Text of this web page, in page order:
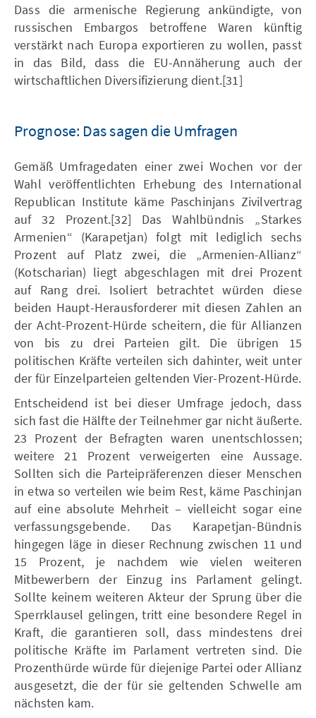
Dass die armenische Regierung ankündigte, von
russischen Embargos betroffene Waren künftig
verstärkt nach Europa exportieren zu wollen, passt
in das Bild, dass die EU-Annäherung auch der
wirtschaftlichen Diversifizierung dient.[31]
Prognose: Das sagen die Umfragen
Gemäß Umfragedaten einer zwei Wochen vor der
Wahl veröffentlichten Erhebung des International
Republican Institute käme Paschinjans Zivilvertrag
auf 32 Prozent.[32] Das Wahlbündnis „Starkes
Armenien“ (Karapetjan) folgt mit lediglich sechs
Prozent auf Platz zwei, die „Armenien-Allianz“
(Kotscharian) liegt abgeschlagen mit drei Prozent
auf Rang drei. Isoliert betrachtet würden diese
beiden Haupt-Herausforderer mit diesen Zahlen an
der Acht-Prozent-Hürde scheitern, die für Allianzen
von bis zu drei Parteien gilt. Die übrigen 15
politischen Kräfte verteilen sich dahinter, weit unter
der für Einzelparteien geltenden Vier-Prozent-Hürde.
Entscheidend ist bei dieser Umfrage jedoch, dass
sich fast die Hälfte der Teilnehmer gar nicht äußerte.
23 Prozent der Befragten waren unentschlossen;
weitere 21 Prozent verweigerten eine Aussage.
Sollten sich die Parteipräferenzen dieser Menschen
in etwa so verteilen wie beim Rest, käme Paschinjan
auf eine absolute Mehrheit – vielleicht sogar eine
verfassungsgebende. Das Karapetjan-Bündnis
hingegen läge in dieser Rechnung zwischen 11 und
15 Prozent, je nachdem wie vielen weiteren
Mitbewerbern der Einzug ins Parlament gelingt.
Sollte keinem weiteren Akteur der Sprung über die
Sperrklausel gelingen, tritt eine besondere Regel in
Kraft, die garantieren soll, dass mindestens drei
politische Kräfte im Parlament vertreten sind. Die
Prozenthürde würde für diejenige Partei oder Allianz
ausgesetzt, die der für sie geltenden Schwelle am
nächsten kam.